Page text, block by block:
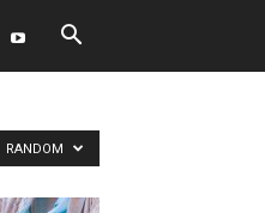
RANDOM